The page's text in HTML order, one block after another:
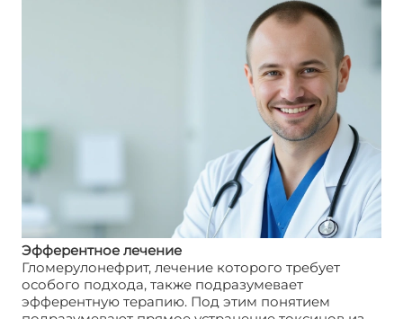
Эфферентное лечение
Гломерулонефрит, лечение которого требует
особого подхода, также подразумевает
эфферентную терапию. Под этим понятием